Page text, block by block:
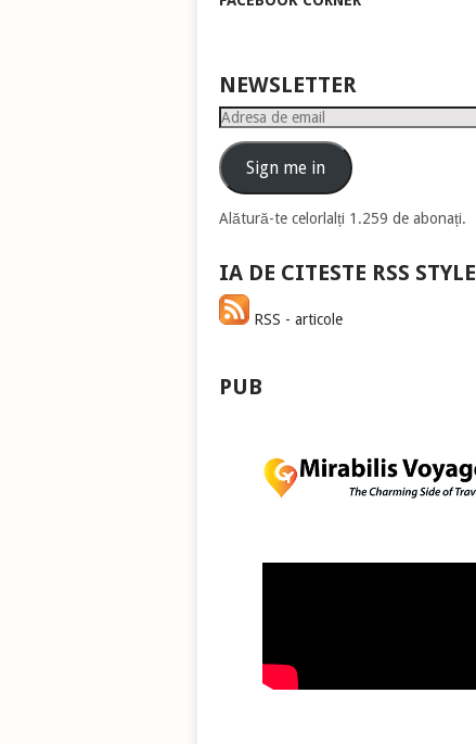
NEWSLETTER
Adresa
emailSign me in
Alătură-te celorlalți 1.259 de abonați.
IA DE CITESTE RSS STYLE
RSS - articole
PUB